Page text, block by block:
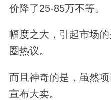
价降了25-85万不等。
幅度之大，引起市场
圈热议。
而且神奇的是，虽然
宣布大卖。